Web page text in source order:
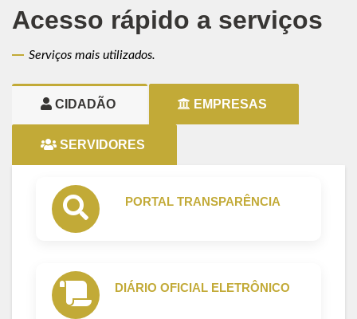
Acesso rápido a serviços
Serviços mais utilizados.
CIDADÃO EMPRESAS
SERVIDORES
PORTAL TRANSPARÊNCIA
DIÁRIO OFICIAL ELETRÔNICO